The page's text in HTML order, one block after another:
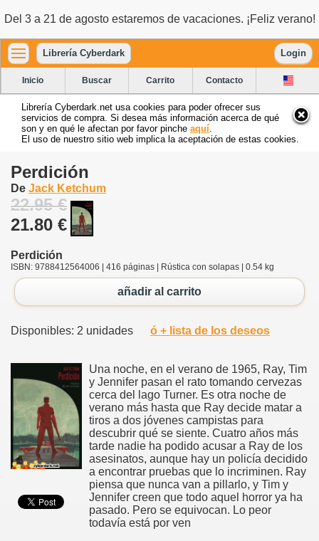
Del 3 a 21 de agosto estaremos de vacaciones. ¡Feliz verano!
Librería Cyberdark Login
Inicio Buscar Carrito Contacto
Librería Cyberdark.net usa cookies para poder ofrecer sus
servicios de compra. Si desea más información acerca de qué
son y en qué le afectan por favor pinche aquí
El uso de nuestro sitio web implica la aceptación de estas cookies.
Perdición
De Jack Ketchum
22.95 €
21.80 €
Perdición
ISBN: 9788412564006 | 416 páginas | Rústica con solapas | 0.54 kg
añadir al carrito
Disponibles: 2 unidades ó + lista de los deseos
Una noche, en el verano de 1965, Ray, Tim
y Jennifer pasan el rato tomando cervezas
cerca del lago Turner. Es otra noche de
verano más hasta que Ray decide matar a
tiros a dos jóvenes campistas para
descubrir qué se siente. Cuatro años más
tarde nadie ha podido acusar a Ray de los
asesinatos, aunque hay un policía decidido
a encontrar pruebas que lo incriminen. Ray
piensa que nunca van a pillarlo, y Tim y
Jennifer creen que todo aquel horror ya ha
pasado. Pero se equivocan. Lo peor
todavía está por ven